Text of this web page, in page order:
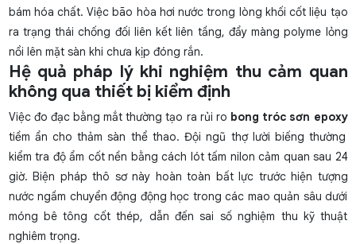
bám hóa chất. Việc bão hòa hơi nước trong lòng khối cốt liệu tạo
ra trạng thái chống đối liên kết liên tầng, đẩy màng polyme lỏng
nổi lên mặt sàn khi chưa kịp đóng rắn.
Hệ quả pháp lý khi nghiệm thu cảm quan
không qua thiết bị kiểm định
Việc đo đạc bằng mắt thường tạo ra rủi ro bong tróc sơn epoxy
tiềm ẩn cho thảm sàn thể thao. Đội ngũ thợ lười biếng thường
kiểm tra độ ẩm cốt nền bằng cách lót tấm nilon cảm quan sau 24
giờ. Biện pháp thô sơ này hoàn toàn bất lực trước hiện tượng
nước ngầm chuyển động động học trong các mao quản sâu dưới
móng bê tông cốt thép, dẫn đến sai số nghiệm thu kỹ thuật
nghiêm trọng.